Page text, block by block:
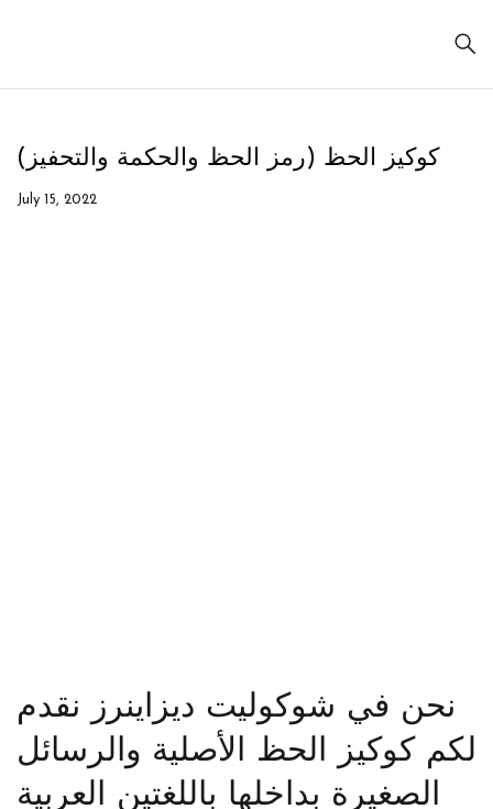
كوكيز الحظ (رمز الحظ والحكمة والتحفيز)
July 15, 2022
نحن في شوكوليت ديزاينرز نقدم
لكم كوكيز الحظ الأصلية والرسائل
الصغيرة بداخلها باللغتين العربية